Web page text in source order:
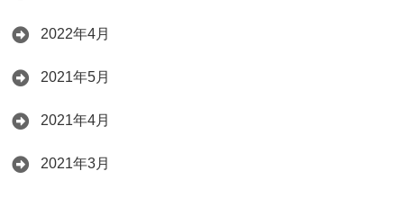
2022年4月
2021年5月
2021年4月
2021年3月